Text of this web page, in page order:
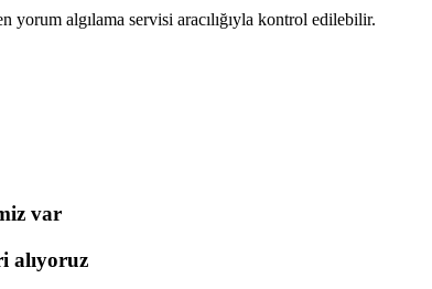
yorum algılama servisi aracılığıyla kontrol edilebilir.
var
alıyoruz